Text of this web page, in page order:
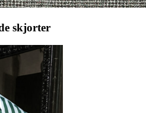
skjorter